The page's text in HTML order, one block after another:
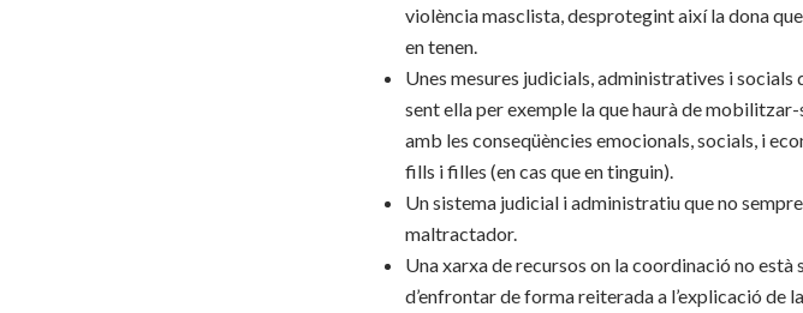
violència masclista, desprotegint així la dona
en tenen.
Unes mesures judicials, administratives i
sent ella per exemple la que haurà de
amb les conseqüències emocionals, socials, i
fills i filles (en cas que en tinguin).
Un sistema judicial i administratiu que no
maltractador.
Una xarxa de recursos on la coordinació no està
d’enfrontar de forma reiterada a l’explicació de